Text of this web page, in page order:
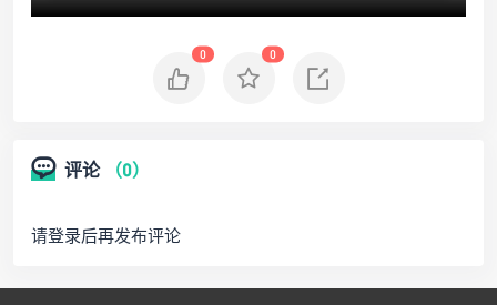
0 0
评论 （0）
请登录后再发布评论